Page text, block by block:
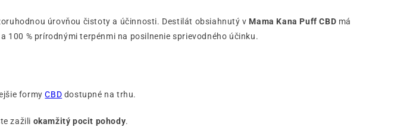
úrovňou čistoty a účinnosti. Destilát obsiahnutý v Mama Kana Puff CBD má
100 % prírodnými terpénmi na posilnenie sprievodného účinku.
formyCBD dostupné na trhu.
zažili okamžitý pocit pohody.